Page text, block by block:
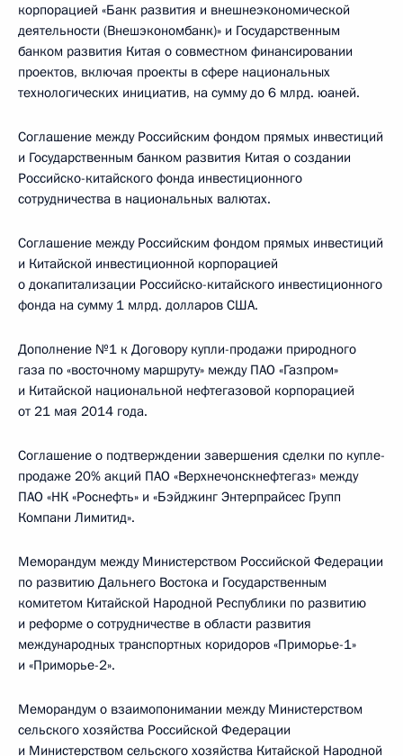
корпорацией «Банк развития и внешнеэкономической
деятельности (Внешэкономбанк)» и Государственным
банком развития Китая о совместном финансировании
проектов, включая проекты в сфере национальных
технологических инициатив, на сумму до 6 млрд. юаней.
Соглашение между Российским фондом прямых инвестиций
и Государственным банком развития Китая о создании
Российско-китайского фонда инвестиционного
сотрудничества в национальных валютах.
Соглашение между Российским фондом прямых инвестиций
и Китайской инвестиционной корпорацией
о докапитализации Российско-китайского инвестиционного
фонда на сумму 1 млрд. долларов США.
Дополнение №1 к Договору купли-продажи природного
газа по «восточному маршруту» между ПАО «Газпром»
и Китайской национальной нефтегазовой корпорацией
от 21 мая 2014 года.
Соглашение о подтверждении завершения сделки по купле-
продаже 20% акций ПАО «Верхнечонскнефтегаз» между
ПАО «НК «Роснефть» и «Бэйджинг Энтерпрайсес Групп
Компани Лимитид».
Меморандум между Министерством Российской Федерации
по развитию Дальнего Востока и Государственным
комитетом Китайской Народной Республики по развитию
и реформе о сотрудничестве в области развития
международных транспортных коридоров «Приморье-1»
и «Приморье-2».
Меморандум о взаимопонимании между Министерством
сельского хозяйства Российской Федерации
и Министерством сельского хозяйства Китайской Народной